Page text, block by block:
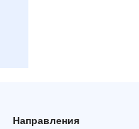
Направления